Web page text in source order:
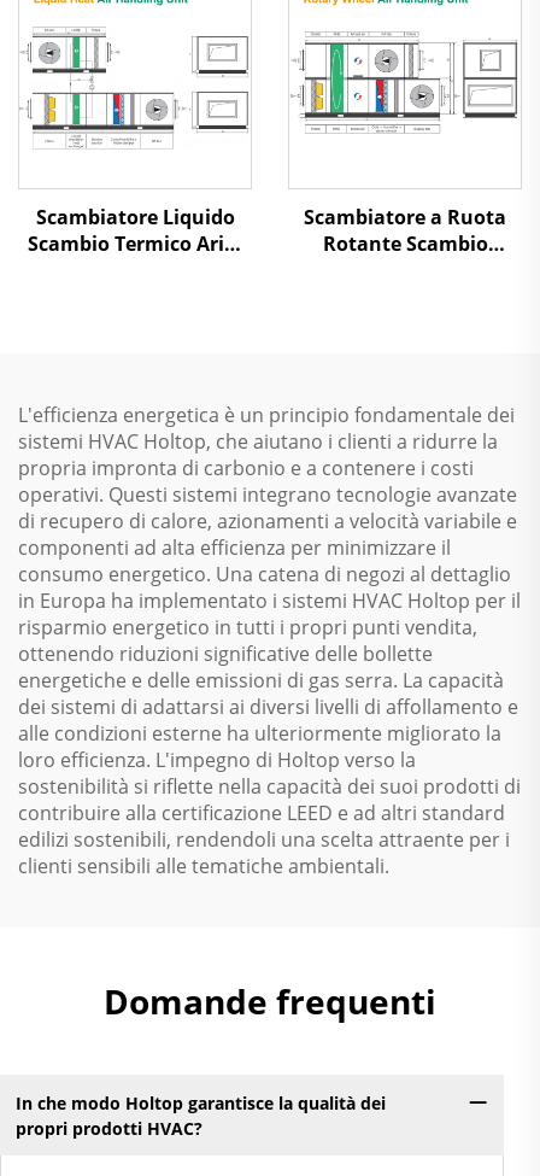
Scambiatore Liquido
Scambio Termico Aria-
Scambiatore a Ruota
Rotante Scambio
L'efficienza energetica è un principio fondamentale dei
sistemi HVAC Holtop, che aiutano i clienti a ridurre la
propria impronta di carbonio e a contenere i costi
operativi. Questi sistemi integrano tecnologie avanzate
di recupero di calore, azionamenti a velocità variabile e
componenti ad alta efficienza per minimizzare il
consumo energetico. Una catena di negozi al dettaglio
in Europa ha implementato i sistemi HVAC Holtop per il
risparmio energetico in tutti i propri punti vendita,
ottenendo riduzioni significative delle bollette
energetiche e delle emissioni di gas serra. La capacità
dei sistemi di adattarsi ai diversi livelli di affollamento e
alle condizioni esterne ha ulteriormente migliorato la
loro efficienza. L'impegno di Holtop verso la
sostenibilità si riflette nella capacità dei suoi prodotti di
contribuire alla certificazione LEED e ad altri standard
edilizi sostenibili, rendendoli una scelta attraente per i
clienti sensibili alle tematiche ambientali.
Domande frequenti
In che modo Holtop garantisce la qualità dei
propri prodotti HVAC?